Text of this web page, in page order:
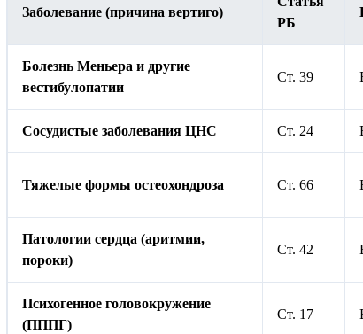
Заболевание (причина вертиго)
РБ
Болезнь Меньера и другие
вестибулопатии
Ст. 39
Сосудистые заболевания ЦНС Ст. 24
Тяжелые формы остеохондроза Ст. 66
Патологии сердца (аритмии,
пороки)
Ст. 42
Психогенное головокружение
(ПППГ)
Ст. 17